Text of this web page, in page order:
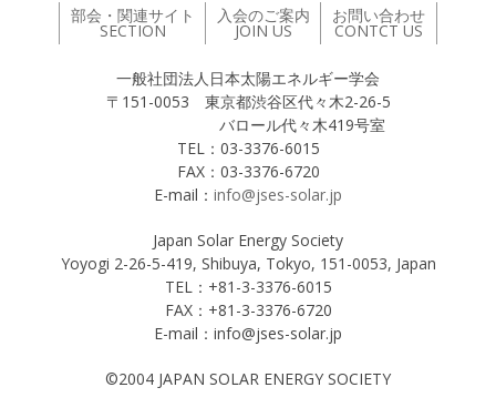
部会・関連サイト
SECTION
入会のご案内
JOIN US
お問い合わせ
CONTCT US
一般社団法人日本太陽エネルギー学会
〒151-0053 東京都渋谷区代々木2-26-5
バロール代々木419号室
TEL：03-3376-6015
FAX：03-3376-6720
E-mail： info@jses-solar.jp
Japan Solar Energy Society
Yoyogi 2-26-5-419, Shibuya, Tokyo, 151-0053, Japan
TEL：+81-3-3376-6015
FAX：+81-3-3376-6720
E-mail：info@jses-solar.jp
©2004 JAPAN SOLAR ENERGY SOCIETY